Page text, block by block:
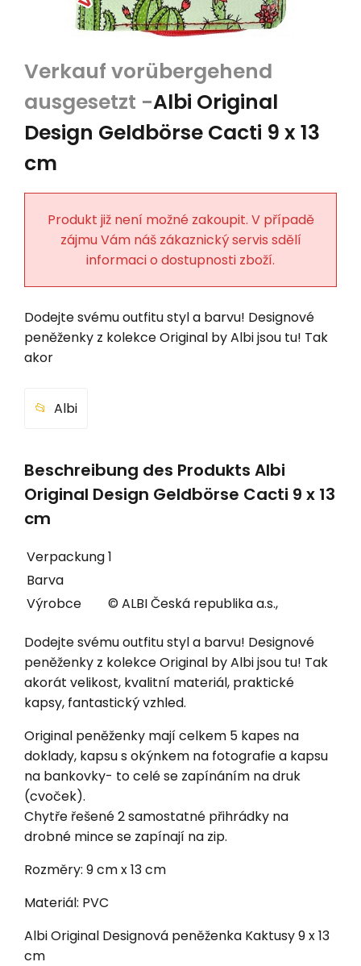
Albi Original
Design Geldbörse Cacti 9 x 13
cm
Produkt již není možné zakoupit. V případě
zájmu Vám náš zákaznický servis sdělí
informaci o dostupnosti zboží.
Dodejte svému outfitu styl a barvu! Designové
peněženky z kolekce Original by Albi jsou tu! Tak
akor
Albi
Beschreibung des Produkts Albi
Original Design Geldbörse Cacti 9 x 13
cm
Verpackung1
Barva
Výrobce
© ALBI Česká republika a.s.,
Dodejte svému outfitu styl a barvu! Designové
peněženky z kolekce Original by Albi jsou tu! Tak
akorát velikost, kvalitní materiál, praktické
kapsy, fantastický vzhled.
Original peněženky mají celkem 5 kapes na
doklady, kapsu s okýnkem na fotografie a kapsu
na bankovky- to celé se zapínáním na druk
(cvoček).
Chytře řešené 2 samostatné přihrádky na
drobné mince se zapínají na zip.
Rozměry: 9 cm x 13 cm
Materiál: PVC
Albi Original Designová peněženka Kaktusy 9 x 13
cm